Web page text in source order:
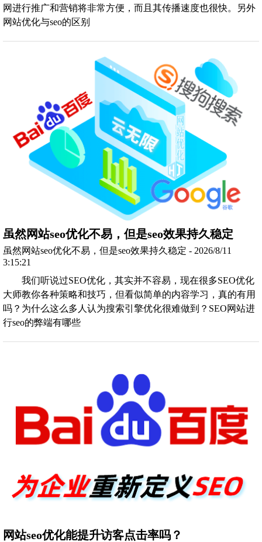
网进行推广和营销将非常方便，而且其传播速度也很快。另外
网站优化与seo的区别
虽然网站seo优化不易，但是seo效果持久稳定
虽然网站seo优化不易，但是seo效果持久稳定 - 2026/8/11
3:15:21
我们听说过SEO优化，其实并不容易，现在很多SEO优化
大师教你各种策略和技巧，但看似简单的内容学习，真的有用
吗？为什么这么多人认为搜索引擎优化很难做到？SEO网站进
行seo的弊端有哪些
网站seo优化能提升访客点击率吗？